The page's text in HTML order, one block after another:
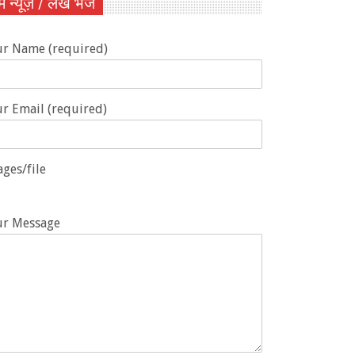
Name (required)
Email (required)
file
Message